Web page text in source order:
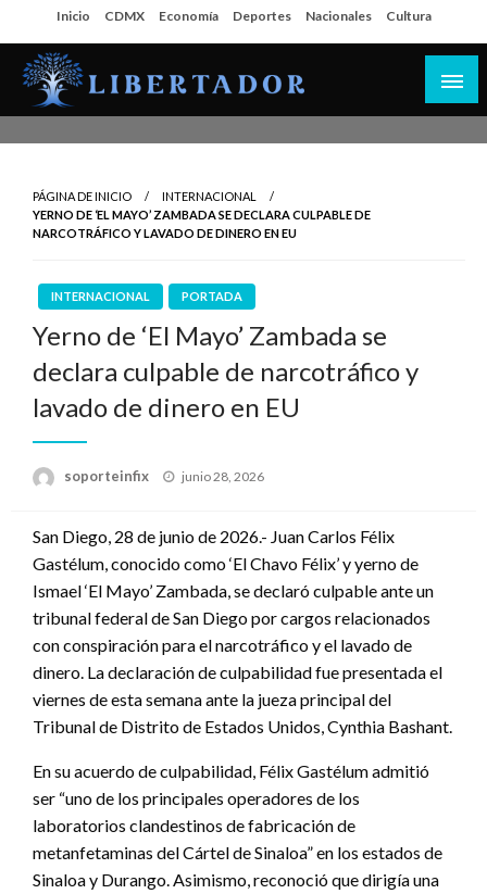
al
contenido
Inicio CDMX Economía Deportes Nacionales Cultura
PÁGINA DE INICIO
INTERNACIONAL
YERNO DE ‘EL MAYO’ ZAMBADA SE DECLARA CULPABLE DE
NARCOTRÁFICO Y LAVADO DE DINERO EN EU
INTERNACIONAL PORTADA
Yerno de ‘El Mayo’ Zambada se
declara culpable de narcotráfico y
lavado de dinero en EU
soporteinfix
Publicado
junio 28, 2026
San Diego, 28 de junio de 2026.- Juan Carlos Félix
Gastélum, conocido como ‘El Chavo Félix’ y yerno de
Ismael ‘El Mayo’ Zambada, se declaró culpable ante un
tribunal federal de San Diego por cargos relacionados
con conspiración para el narcotráfico y el lavado de
dinero. La declaración de culpabilidad fue presentada el
viernes de esta semana ante la jueza principal del
Tribunal de Distrito de Estados Unidos, Cynthia Bashant.
En su acuerdo de culpabilidad, Félix Gastélum admitió
ser “uno de los principales operadores de los
laboratorios clandestinos de fabricación de
metanfetaminas del Cártel de Sinaloa” en los estados de
Sinaloa y Durango. Asimismo, reconoció que dirigía una